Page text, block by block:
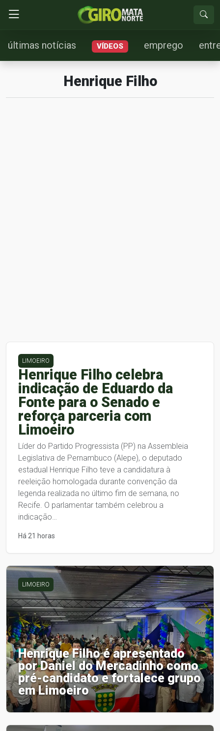
últimas notícias VÍDEOS emprego
Henrique Filho
LIMOEIRO
Henrique Filho celebra
indicação de Eduardo da
Fonte para o Senado e
reforça parceria com
Limoeiro
Líder do Partido Progressista (PP) na Assembleia
Legislativa de Pernambuco (Alepe), o deputado
estadual Henrique Filho teve a candidatura à
reeleição homologada durante convenção da
legenda realizada no último fim de semana, no
Recife. O parlamentar também celebrou a
indicação…
Há 21 horas
LIMOEIRO
Henrique Filho é apresentado
por Daniel do Mercadinho como
pré-candidato e fortalece grupo
em Limoeiro